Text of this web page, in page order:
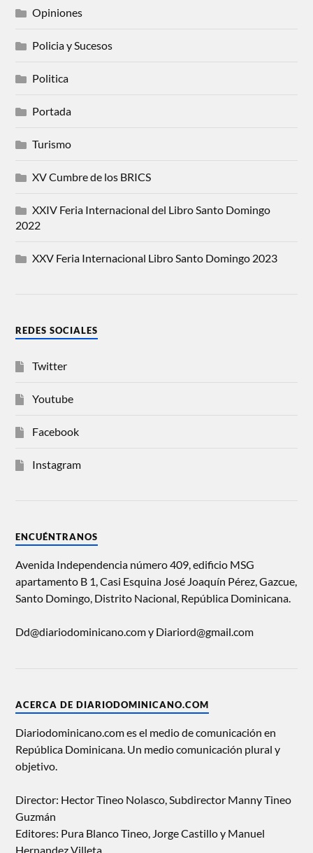
Opiniones
Policia y Sucesos
Politica
Portada
Turismo
XV Cumbre de los BRICS
XXIV Feria Internacional del Libro Santo Domingo
2022
XXV Feria Internacional Libro Santo Domingo 2023
REDES SOCIALES
Twitter
Youtube
Facebook
Instagram
ENCUÉNTRANOS
Avenida Independencia número 409, edificio MSG
apartamento B 1, Casi Esquina José Joaquín Pérez, Gazcue,
Santo Domingo, Distrito Nacional, República Dominicana.
Dd@diariodominicano.com y Diariord@gmail.com
ACERCA DE DIARIODOMINICANO.COM
Diariodominicano.com es el medio de comunicación en
República Dominicana. Un medio comunicación plural y
objetivo.
Director: Hector Tineo Nolasco, Subdirector Manny Tineo
Guzmán
Editores: Pura Blanco Tineo, Jorge Castillo y Manuel
Hernandez Villeta.